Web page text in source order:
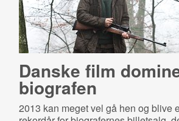
Danske film
biografen
2013 kan meget vel gå hen og blive